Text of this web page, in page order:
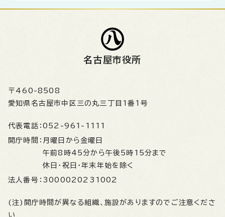
名古屋市役所
〒460-8508
愛知県名古屋市中区三の丸三丁目1番1号
代表電話： 052-961-1111
開庁時間： 月曜日から金曜日
午前8時45分から午後5時15分まで
休日・祝日・年末年始を除く
法人番号： 3000020231002
(注)開庁時間が異なる組織、施設がありますのでご注意くださ
い